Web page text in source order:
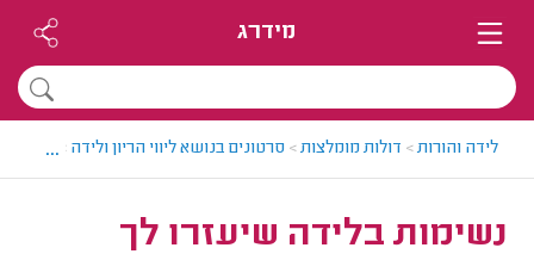
מידרג
לידה והורות> דולות מומלצות> סרטונים בנושא ליווי הריון ולידה >נשימות...
נשימות בלידה שיעזרו לך